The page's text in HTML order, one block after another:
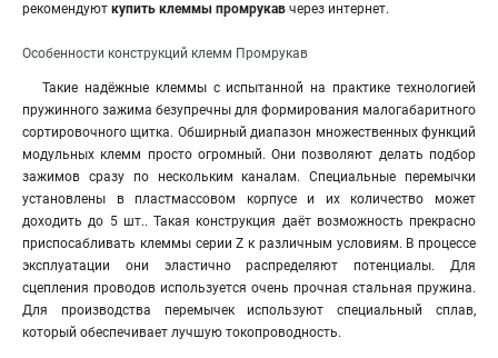
рекомендуют купить клеммы промрукав через интернет.
Особенности конструкций клемм Промрукав
Такие надёжные клеммы с испытанной на практике технологией
пружинного зажима безупречны для формирования малогабаритного
сортировочного щитка. Обширный диапазон множественных функций
модульных клемм просто огромный. Они позволяют делать подбор
зажимов сразу по нескольким каналам. Специальные перемычки
установлены в пластмассовом корпусе и их количество может
доходить до 5 шт.. Такая конструкция даёт возможность прекрасно
приспосабливать клеммы серии Z к различным условиям. В процессе
эксплуатации они эластично распределяют потенциалы. Для
сцепления проводов используется очень прочная стальная пружина.
Для производства перемычек используют специальный сплав,
который обеспечивает лучшую токопроводность.